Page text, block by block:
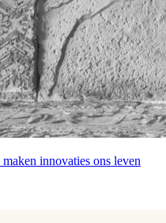
innovaties ons leven